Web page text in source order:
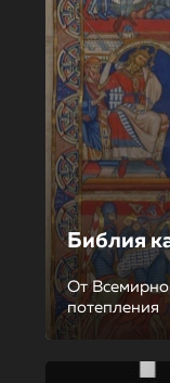
Библия
От
потепления